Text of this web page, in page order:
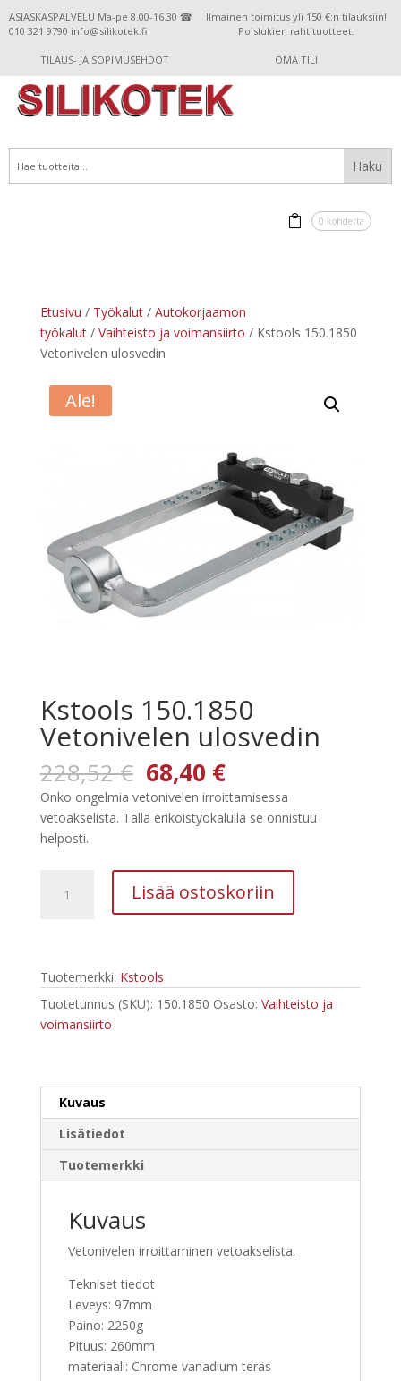
ASIASKASPALVELU Ma-pe 8.00-16.30 ☎
010 321 9790 info@silikotek.fi
Ilmainen toimitus yli 150 €:n tilauksiin!
Poislukien rahtituotteet.
TILAUS- JA SOPIMUSEHDOT OMA TILI
0 kohdetta
Etusivu / Työkalut/ Autokorjaamon
työkalut/ Vaihteisto ja voimansiirto / Kstools 150.1850
Vetonivelen ulosvedin
Ale!
Kstools 150.1850
Vetonivelen ulosvedin
228,52€ Alkuperäinen
hinta
oli:
228,52 €.
68,40 €Nykyinen
hinta
on:
68,40 €.
Onko ongelmia vetonivelen irroittamisessa
vetoakselista. Tällä erikoistyökalulla se onnistuu
helposti.
150.1850
Lisää ostoskoriin
Tuotemerkki: Kstools
Tuotetunnus (SKU): 150.1850 Osasto: Vaihteisto ja
voimansiirto
Kuvaus
Lisätiedot
Tuotemerkki
Kuvaus
Vetonivelen irroittaminen vetoakselista.
Tekniset tiedot
Leveys: 97mm
Paino: 2250g
Pituus: 260mm
materiaali: Chrome vanadium teräs